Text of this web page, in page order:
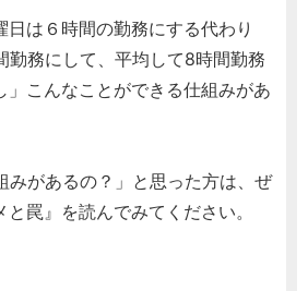
日は６時間の勤務にする代わり
勤務にして、平均して8時間勤務
」こんなことができる仕組みがあ
みがあるの？」と思った方は、ぜ
罠』を読んでみてください。